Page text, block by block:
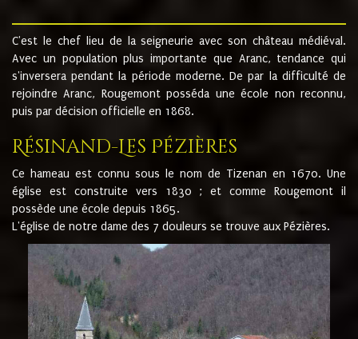
C'est le chef lieu de la seigneurie avec son château médiéval.
Avec un population plus importante que Aranc, tendance qui
s'inversera pendant la période moderne. De par la difficulté de
rejoindre Aranc, Rougemont posséda une école non reconnu,
puis par décision officielle en 1868.
Résinand-Les Pézières
Ce hameau est connu sous le nom de Tizenan en 1670. Une
église est construite vers 1830 ; et comme Rougemont il
possède une école depuis 1865.
L'église de notre dame des 7 douleurs se trouve aux Pézières.